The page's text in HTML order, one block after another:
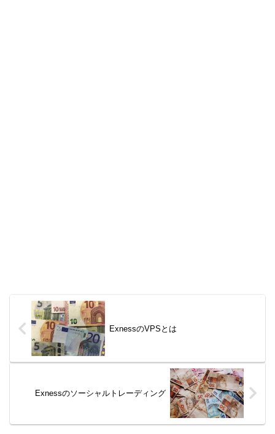
ExnessのVPSとは
Exnessのソーシャルトレーディング